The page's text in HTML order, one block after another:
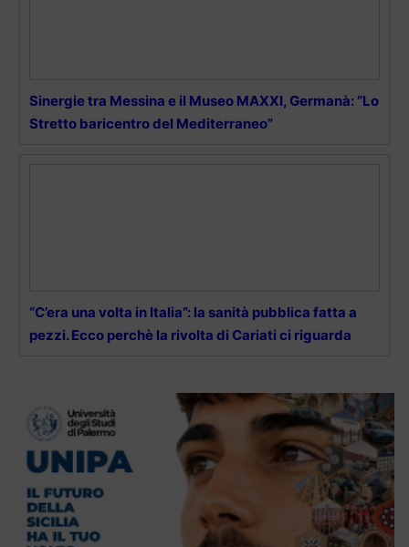
Sinergie tra Messina e il Museo MAXXI, Germanà: “Lo
Stretto baricentro del Mediterraneo”
“C’era una volta in Italia”: la sanità pubblica fatta a
pezzi. Ecco perchè la rivolta di Cariati ci riguarda